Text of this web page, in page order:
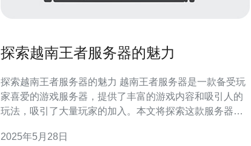
探索越南王者服务器的魅力
探索越南王者服务器的魅力 越南王者服务器是一款备受玩
家喜爱的游戏服务器，提供了丰富的游戏内容和吸引人的
玩法，吸引了大量玩家的加入。本文将探索这款服务器的
括各种不同类型的游戏模式和挑战。玩家可以通过参与不
2025年5月28日